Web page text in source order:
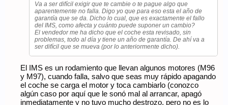
Va a ser difícil exigir que te cambie o te pague algo que
aparentemente no falla. Digo yo que para eso esta el año de
garantía que se da. Dicho lo cual, que es exactamente el fallo
del IMS, como afecta y cuánto puede suponer un cambio?
El vendedor me ha dicho que el coche esta revisado, sin
problemas, todo al día y tiene un año de garantía. De ahí va a
ser difícil que se mueva (por lo anteriormente dicho).
El IMS es un rodamiento que llevan algunos motores (M96
y M97), cuando falla, salvo que seas muy rápido apagando
el coche se carga el motor y toca cambiarlo (conozco
algún caso por aquí que le sonó mal al arrancar, apagó
inmediatamente y no tuvo mucho destrozo, pero no es lo